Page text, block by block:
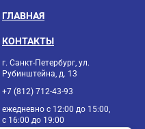
ГЛАВНАЯ
КОНТАКТЫ
г. Санкт-Петербург, ул.
Рубинштейна, д. 13
+7 (812) 712-43-93
ежедневно с 12:00 до 15:00,
с 16:00 до 19:00